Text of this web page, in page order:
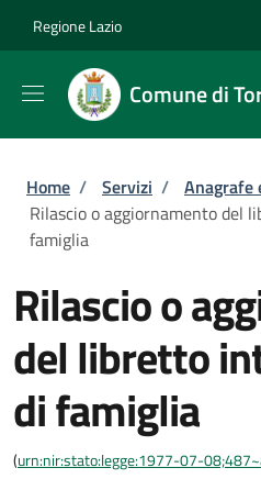
Regione Lazio
Comune di
Briciole di pane
Home / Servizi / Anagrafe
Rilascio o aggiornamento del
famiglia
Rilascio o
del libretto
di famiglia
(urn:nir:stato:legge:1977-07-